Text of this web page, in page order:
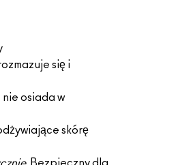
się i
nie osiada w
skórę